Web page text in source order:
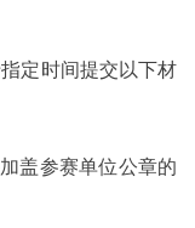
定时间提交以下材
盖参赛单位公章的